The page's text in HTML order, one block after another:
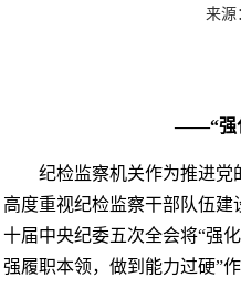
来
——“强
纪检监察机关作为推进党
高度重视纪检监察干部队伍
十届中央纪委五次全会将“强
强履职本领，做到能力过硬”